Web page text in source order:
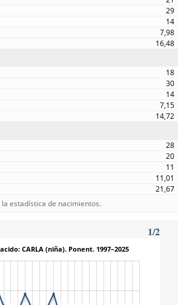
29
14
7,98
16,48
18
30
14
7,15
14,72
28
20
11
11,01
21,67
estadística de nacimientos.